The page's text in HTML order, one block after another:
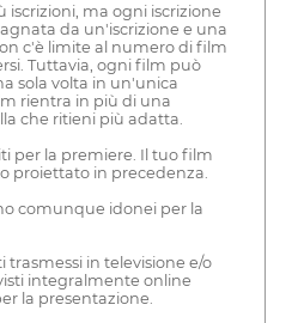
iscrizioni, ma ogni iscrizione
da un'iscrizione e una
c'è limite al numero di film
Tuttavia, ogni film può
sola volta in un'unica
rientra in più di una
che ritieni più adatta.
per la premiere. Il tuo film
proiettato in precedenza.
comunque idonei per la
trasmessi in televisione e/o
integralmente online
la presentazione.